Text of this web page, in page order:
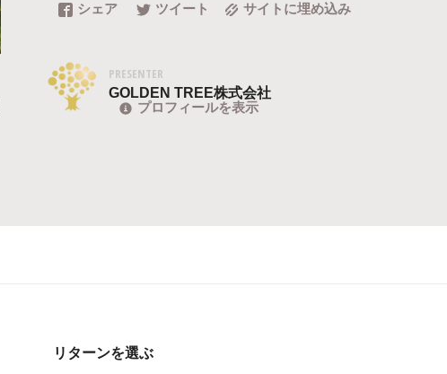
シェア ツイート サイトに埋め込み
PRESENTER
GOLDEN TREE株式会社
プロフィールを表示
リターンを選ぶ